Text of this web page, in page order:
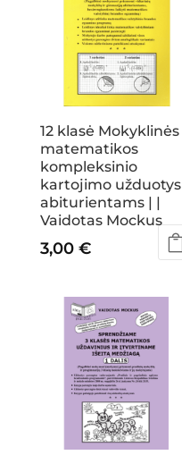
12 klasė Mokyklinės
matematikos
kompleksinio
kartojimo užduotys
abiturientams | |
Vaidotas Mockus
3,00 €